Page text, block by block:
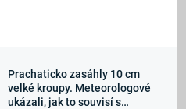
Sledujte nás
Prachaticko zasáhly 10 cm
velké kroupy. Meteorologové
ukázali, jak to souvisí s